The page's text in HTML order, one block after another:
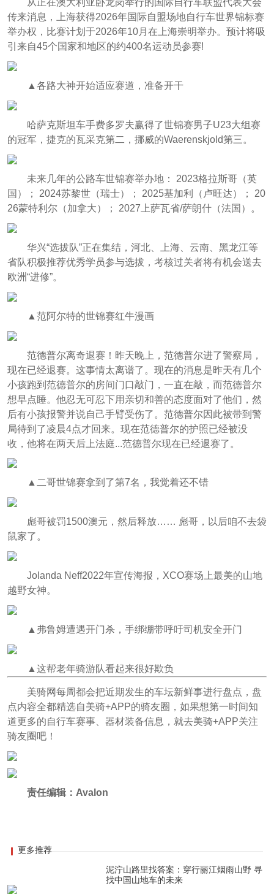
从正在澳大利亚卧龙岗举行的国际自行车联盟代表大会
传来消息，上海获得2026年国际自盟场地自行车世界锦标赛
举办权，比赛计划于2026年10月在上海崇明举办。预计将吸
引来自45个国家和地区的约400名运动员参赛!
▲各路大神开始适应赛道，准备开干
哈萨克斯坦车手费多罗夫赢得了世锦赛男子U23大组赛
的冠军，捷克的瓦采克第二，挪威的Waerenskjold第三。
未来几年的公路车世锦赛举办地： 2023格拉斯哥（英
国）； 2024苏黎世（瑞士）； 2025基加利（卢旺达）； 20
26蒙特利尔（加拿大）； 2027上萨瓦省/萨朗什（法国）。
华兴“选拔队”正在集结，河北、上海、云南、黑龙江等
省队积极推荐优秀学员参与选拔，考核过关者将有机会送去
欧洲“进修”。
▲范阿尔特的世锦赛红牛漫画
范德普尔离奇退赛！昨天晚上，范德普尔进了警察局，
现在已经退赛。这事情太离谱了。现在的消息是昨天有几个
小孩跑到范德普尔的房间门口敲门，一直在敲，而范德普尔
想早点睡。他忍无可忍下用亲切和善的态度面对了他们，然
后有小孩报警并说自己手臂受伤了。范德普尔因此被带到警
局待到了凌晨4点才回来。现在范德普尔的护照已经被没
收，他将在两天后上法庭...范德普尔现在已经退赛了。
▲二哥世锦赛拿到了第7名，我觉着还不错
彪哥被罚1500澳元，然后释放…… 彪哥，以后咱不去袋
鼠家了。
Jolanda Neff2022年宣传海报，XCO赛场上最美的山地
越野女神。
▲弗鲁姆遭遇开门杀，手绑绷带呼吁司机安全开门
▲这帮老年骑游队看起来很好欺负
美骑网每周都会把近期发生的车坛新鲜事进行盘点，盘
点内容全都精选自美骑+APP的骑友圈，如果想第一时间知
道更多的自行车赛事、器材装备信息，就去美骑+APP关注
骑友圈吧！
责任编辑：Avalon
更多推荐
泥泞山路里找答案：穿行丽江烟雨山野 寻
找中国山地车的未来